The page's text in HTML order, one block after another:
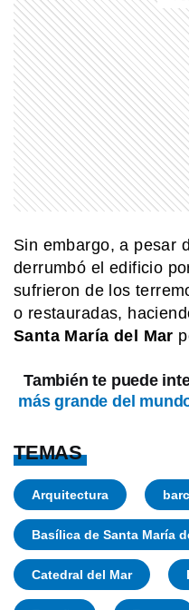
Sin embargo, a pesar
derrumbó el edificio
sufrieron de los
o restauradas,
Santa María del Mar
También te puede
más grande del
TEMAS
Arquitectura
Basílica de Santa María
Catedral del Mar